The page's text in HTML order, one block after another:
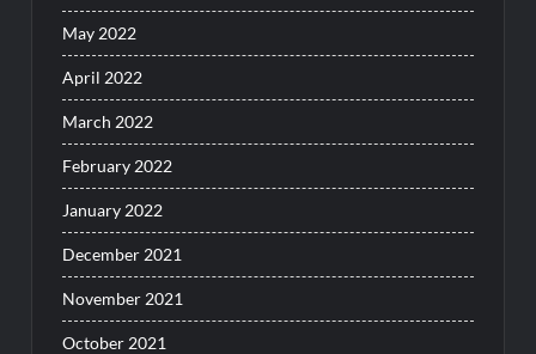
May 2022
April 2022
March 2022
February 2022
January 2022
December 2021
November 2021
October 2021